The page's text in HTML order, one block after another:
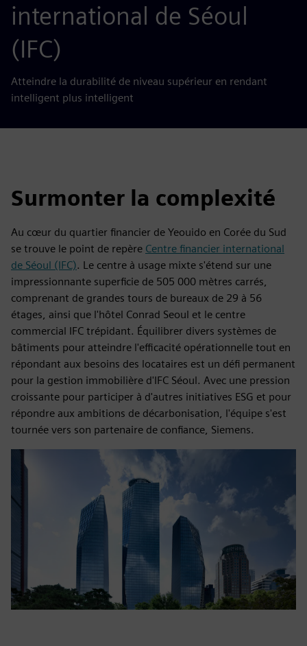
international de Séoul
(IFC)
Atteindre la durabilité de niveau supérieur en rendant
intelligent plus intelligent
Surmonter la complexité
Au cœur du quartier financier de Yeouido en Corée du Sud
se trouve le point de repère Centre financier international
de Séoul (IFC). Le centre à usage mixte s'étend sur une
impressionnante superficie de 505 000 mètres carrés,
comprenant de grandes tours de bureaux de 29 à 56
étages, ainsi que l'hôtel Conrad Seoul et le centre
commercial IFC trépidant. Équilibrer divers systèmes de
bâtiments pour atteindre l'efficacité opérationnelle tout en
répondant aux besoins des locataires est un défi permanent
pour la gestion immobilière d'IFC Séoul. Avec une pression
croissante pour participer à d'autres initiatives ESG et pour
répondre aux ambitions de décarbonisation, l'équipe s'est
tournée vers son partenaire de confiance, Siemens.